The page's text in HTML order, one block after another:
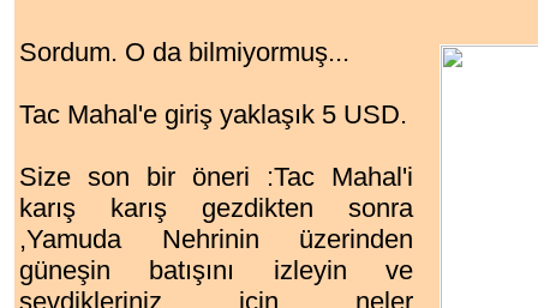
Sordum. O da bilmiyormuş...
Tac Mahal'e giriş yaklaşık 5 USD.
Size son bir öneri :Tac Mahal'i
karış karış gezdikten sonra
,Yamuda Nehrinin üzerinden
güneşin batışını izleyin ve
sevdikleriniz için neler